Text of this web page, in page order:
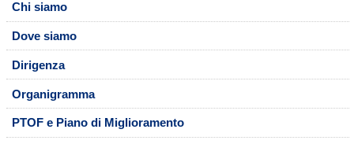
Chi siamo
Dove siamo
Dirigenza
Organigramma
PTOF e Piano di Miglioramento